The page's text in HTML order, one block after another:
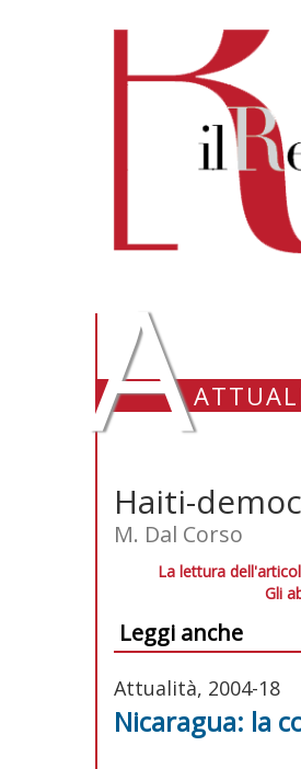
A
Haiti-
M. Dal Corso
La lettura
Gli
Leggi anche
Attualità, 2004-18
Nicaragua: la